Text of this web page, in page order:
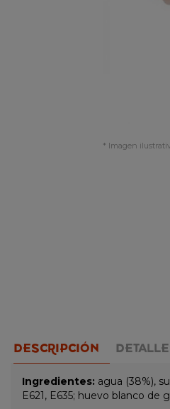
* Imagen
DESCRIPCIÓN
Ingredientes: agua (38%),
E621, E635; huevo blanco de